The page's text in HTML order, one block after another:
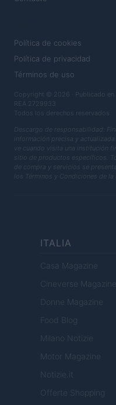
Política de cookies
Política de privacidad
Términos de uso
Copyright © 2026 · Publicado
REA 2729933
Todos los derechos reservados
Descargo de responsabilidad:
información precisa y
ve cuando visita una institución
sitio de productos específicos.
de compra y servicios se
los Términos y Condiciones de
ITALIA
Casa Magazine
Cineverse Magazine
Donne Magazine
Food Blog
Milano Notizie
Motor Magazine
Notizie.it
Offerte Shopping